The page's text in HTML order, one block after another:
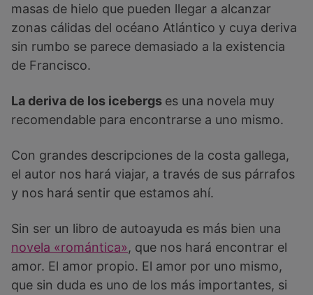
masas de hielo que pueden llegar a alcanzar
zonas cálidas del océano Atlántico y cuya deriva
sin rumbo se parece demasiado a la existencia
de Francisco.
La deriva de los icebergs es una novela muy
recomendable para encontrarse a uno mismo.
Con grandes descripciones de la costa gallega,
el autor nos hará viajar, a través de sus párrafos
y nos hará sentir que estamos ahí.
Sin ser un libro de autoayuda es más bien una
novela «romántica», que nos hará encontrar el
amor. El amor propio. El amor por uno mismo,
que sin duda es uno de los más importantes, si